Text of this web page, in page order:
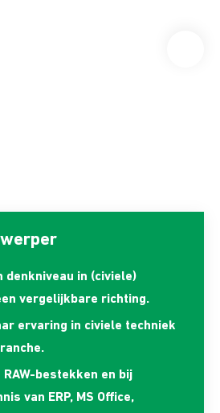
denkniveau in (civiele)
vergelijkbare richting.
ervaring in civiele techniek
RAW-bestekken en bij
van ERP, MS Office,